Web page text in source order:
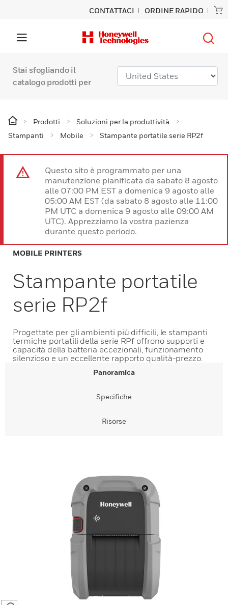
CONTATTACI ORDINE RAPIDO
Stai sfogliando il
catalogo prodotti per
Prodotti
Soluzioni per la produttività
Stampanti
Mobile Stampante portatile serie RP2f
Questo sito è programmato per una
manutenzione pianificata da sabato 8 agosto
alle 07:00 PM EST a domenica 9 agosto alle
05:00 AM EST (da sabato 8 agosto alle 11:00
PM UTC a domenica 9 agosto alle 09:00 AM
UTC). Apprezziamo la vostra pazienza
durante questo periodo.
MOBILE PRINTERS
Stampante portatile
serie RP2f
Progettate per gli ambienti più difficili, le stampanti
termiche portatili della serie RPf offrono supporti e
capacità della batteria eccezionali, funzionamento
silenzioso e un eccellente rapporto qualità-prezzo.
Panoramica
Specifiche
Risorse